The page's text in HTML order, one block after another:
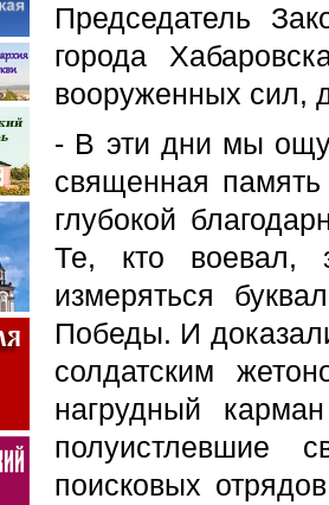
Председатель
города
вооруженных сил,
- В эти дни мы
священная память
глубокой
Те, кто воевал,
измеряться
Победы. И
солдатским
нагрудный
полуистлевшие
поисковых